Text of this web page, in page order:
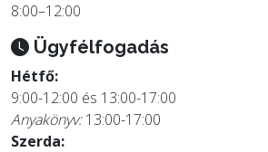
8:00–12:00
Ügyfélfogadás
Hétfő:
9:00-12:00 és 13:00-17:00
Anyakönyv:13:00-17:00
Szerda: